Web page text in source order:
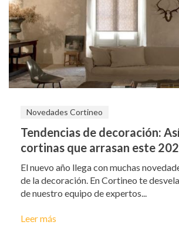
Novedades Cortineo
Tendencias de decoración:
cortinas que arrasan este
El nuevo año llega con muchas
de la decoración. En Cortineo te
de nuestro equipo de expertos...
Leer más